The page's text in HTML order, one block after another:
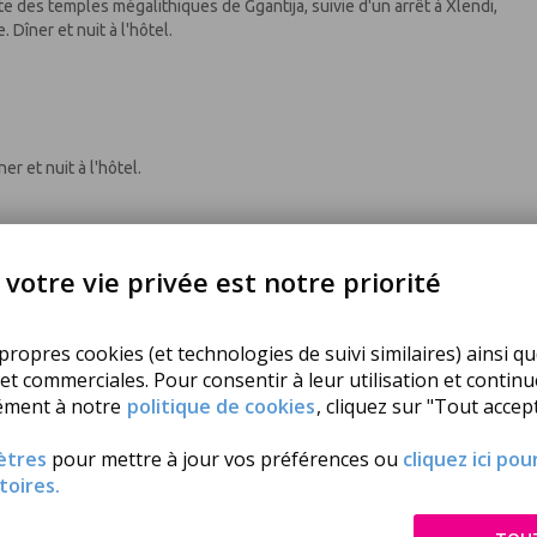
votre vie privée est notre priorité
cookies (et technologies de suivi similaires) ainsi
commerciales. Pour consentir à leur utilisation et
à notre politique de cookies, cliquez sur "Tout
pour mettre à jour vos préférences ou cliquez ici
temples mégalithiques de Ggantija, suivie d'un arrêt à Xlendi,
Dîner et nuit à l'hôtel.
et nuit à l'hôtel.
Heritage », un musée thématique sur la pierre locale. Continuation
Dans l‘après-midi, tour des Ports à bord d'un bateau de
Chevaliers de St-Jean et les criques du port de Marsamxett et le
que vous pourrez photographier les « luzzu », ces barques de